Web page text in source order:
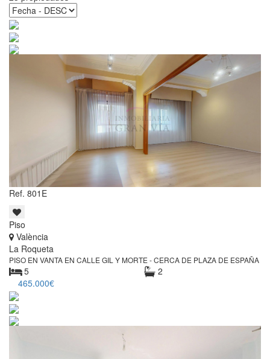
Ref. 801E
Piso
València
La Roqueta
PISO EN VANTA EN CALLE GIL Y MORTE - CERCA DE PLAZA DE ESPAÑA
5
2
465.000€